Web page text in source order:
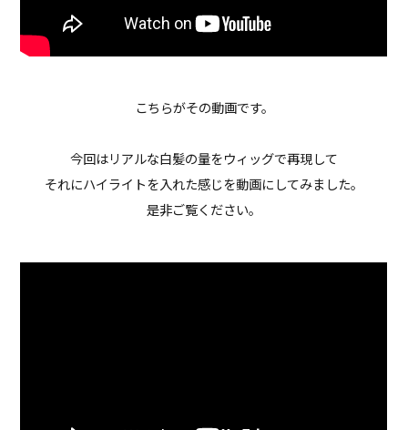
こちらがその動画です。
今回はリアルな白髪の量をウィッグで再現して
それにハイライトを入れた感じを動画にしてみました。
是非ご覧ください。